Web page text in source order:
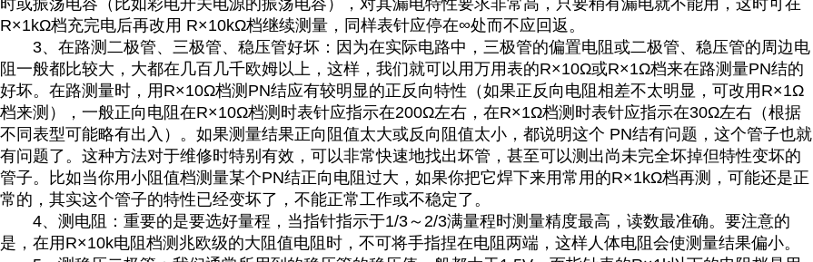
时或振荡电容（比如彩电开关电源的振荡电容），对其漏电特性要求非常高，只要稍有漏电就不能用，这时可在
R×1kΩ档充完电后再改用 R×10kΩ档继续测量，同样表针应停在∞处而不应回返。
3、在路测二极管、三极管、稳压管好坏：因为在实际电路中，三极管的偏置电阻或二极管、稳压管的周边电
阻一般都比较大，大都在几百几千欧姆以上，这样，我们就可以用万用表的R×10Ω或R×1Ω档来在路测量PN结的
好坏。在路测量时，用 R×10Ω档测 PN结应有较明显的正反向特性（如果正反向电阻相差不太明显，可改用 R×1Ω
档来测），一般正向电阻在R×10Ω档测时表针应指示在200Ω左右，在R×1Ω档测时表针应指示在30Ω左右（根据
不同表型可能略有出入）。如果测量结果正向阻值太大或反向阻值太小，都说明这个 PN结有问题，这个管子也就
有问题了。这种方法对于维修时特别有效，可以非常快速地找出坏管，甚至可以测出尚未完全坏掉但特性变坏的
管子。比如当你用小阻值档测量某个PN结正向电阻过大，如果你把它焊下来用常用的R×1kΩ档再测，可能还是正
常的，其实这个管子的特性已经变坏了，不能正常工作或不稳定了。
4、测电阻：重要的是要选好量程，当指针指示于1/3～ 2/3满量程时测量精度最高，读数最准确。要注意的
是，在用 R×10k电阻档测兆欧级的大阻值电阻时，不可将手指捏在电阻两端，这样人体电阻会使测量结果偏小。